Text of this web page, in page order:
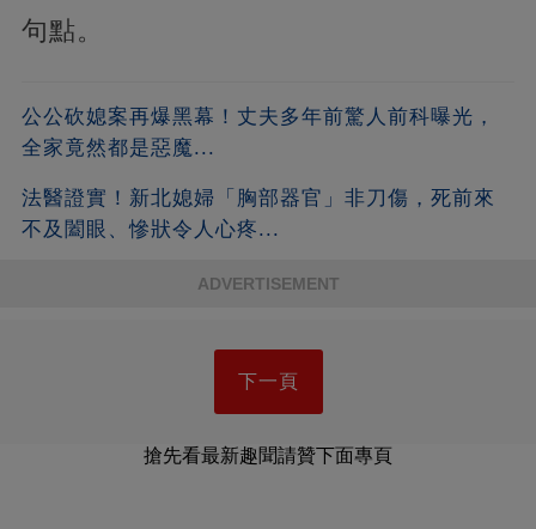
句點。
公公砍媳案再爆黑幕！丈夫多年前驚人前科曝光，
全家竟然都是惡魔...
法醫證實！新北媳婦「胸部器官」非刀傷，死前來
不及闔眼、慘狀令人心疼...
ADVERTISEMENT
下一頁
搶先看最新趣聞請贊下面專頁